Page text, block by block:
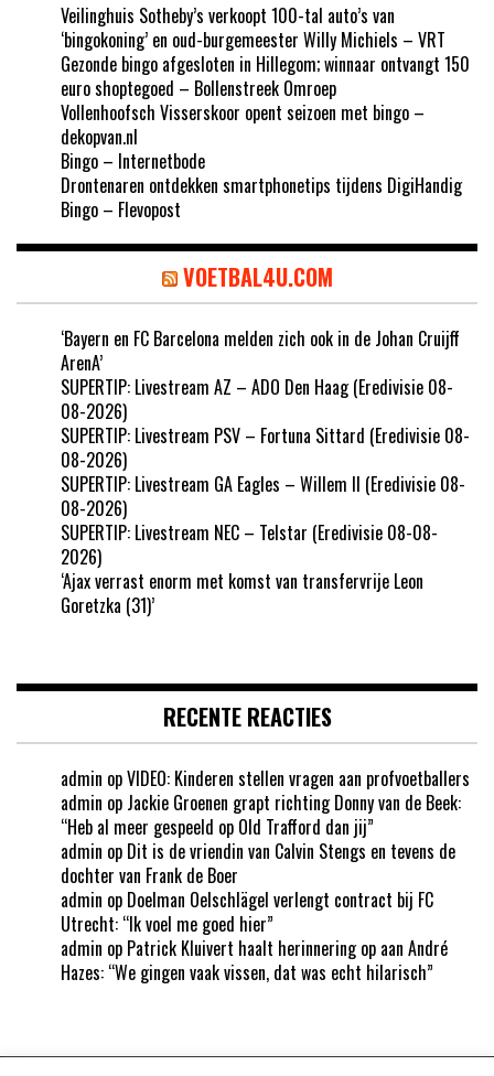
Veilinghuis Sotheby’s verkoopt 100-tal auto’s van
‘bingokoning’ en oud-burgemeester Willy Michiels – VRT
Gezonde bingo afgesloten in Hillegom; winnaar ontvangt 150
euro shoptegoed – Bollenstreek Omroep
Vollenhoofsch Visserskoor opent seizoen met bingo –
dekopvan.nl
Bingo – Internetbode
Drontenaren ontdekken smartphonetips tijdens DigiHandig
Bingo – Flevopost
VOETBAL4U.COM
‘Bayern en FC Barcelona melden zich ook in de Johan Cruijff
ArenA’
SUPERTIP: Livestream AZ – ADO Den Haag (Eredivisie 08-
08-2026)
SUPERTIP: Livestream PSV – Fortuna Sittard (Eredivisie 08-
08-2026)
SUPERTIP: Livestream GA Eagles – Willem II (Eredivisie 08-
08-2026)
SUPERTIP: Livestream NEC – Telstar (Eredivisie 08-08-
2026)
‘Ajax verrast enorm met komst van transfervrije Leon
Goretzka (31)’
RECENTE REACTIES
admin opVIDEO: Kinderen stellen vragen aan profvoetballers
admin op Jackie Groenen grapt richting Donny van de Beek:
“Heb al meer gespeeld op Old Trafford dan jij”
admin op Dit is de vriendin van Calvin Stengs en tevens de
dochter van Frank de Boer
admin op Doelman Oelschlägel verlengt contract bij FC
Utrecht: “Ik voel me goed hier”
admin op Patrick Kluivert haalt herinnering op aan André
Hazes: “We gingen vaak vissen, dat was echt hilarisch”